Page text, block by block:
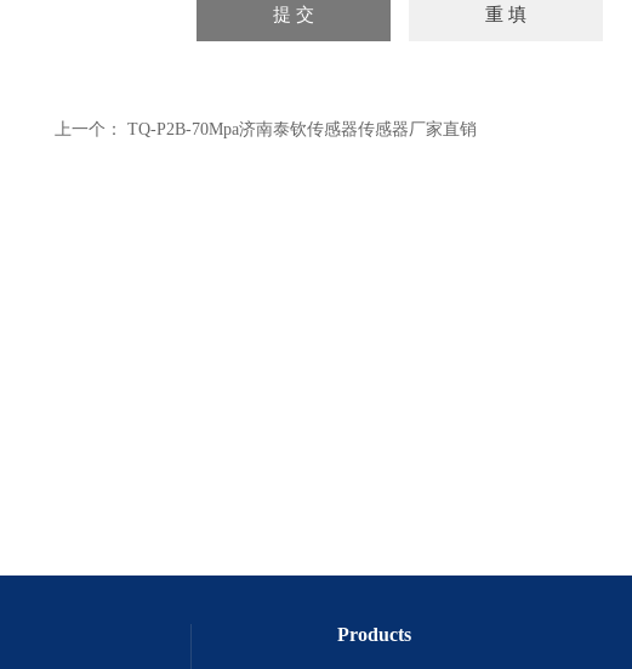
上一个： TQ-P2B-70Mpa济南泰钦传感器传感器厂家直销
Products